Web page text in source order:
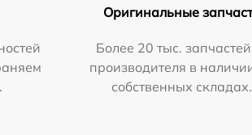
Оригинальные
Более 20 тыс.
производителя в
собственных складах.